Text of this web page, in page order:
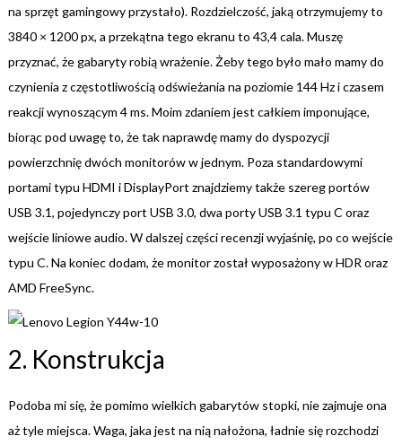
na sprzęt gamingowy przystało). Rozdzielczość, jaką otrzymujemy to
3840 × 1200 px, a przekątna tego ekranu to 43,4 cala. Muszę
przyznać, że gabaryty robią wrażenie. Żeby tego było mało mamy do
czynienia z częstotliwością odświeżania na poziomie 144 Hz i czasem
reakcji wynoszącym 4 ms. Moim zdaniem jest całkiem imponujące,
biorąc pod uwagę to, że tak naprawdę mamy do dyspozycji
powierzchnię dwóch monitorów w jednym. Poza standardowymi
portami typu HDMI i DisplayPort znajdziemy także szereg portów
USB 3.1, pojedynczy port USB 3.0, dwa porty USB 3.1 typu C oraz
wejście liniowe audio. W dalszej części recenzji wyjaśnię, po co wejście
typu C. Na koniec dodam, że monitor został wyposażony w HDR oraz
AMD FreeSync.
2. Konstrukcja
Podoba mi się, że pomimo wielkich gabarytów stopki, nie zajmuje ona
aż tyle miejsca. Waga, jaka jest na nią nałożona, ładnie się rozchodzi